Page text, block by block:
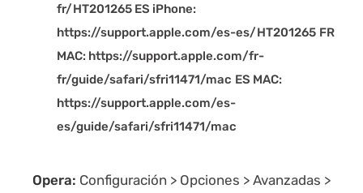
fr/HT201265 ES iPhone:
https://support.apple.com/es-es/HT201265 FR
MAC: https://support.apple.com/fr-
fr/guide/safari/sfri11471/mac ES MAC:
https://support.apple.com/es-
es/guide/safari/sfri11471/mac
Opera: Configuración > Opciones > Avanzadas >